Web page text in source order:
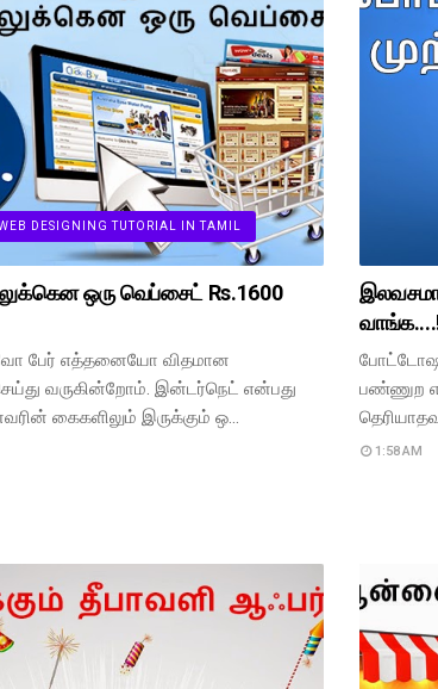
DESIGNING TUTORIAL IN TAMIL
ஒரு வெப்சைட் Rs.1600
பேர் எத்தனையோ விதமான
வருகின்றோம். இன்டர்நெட் என்பது
கைகளிலும் இருக்கும் ஒ…
பண்ணுற
1:58 AM